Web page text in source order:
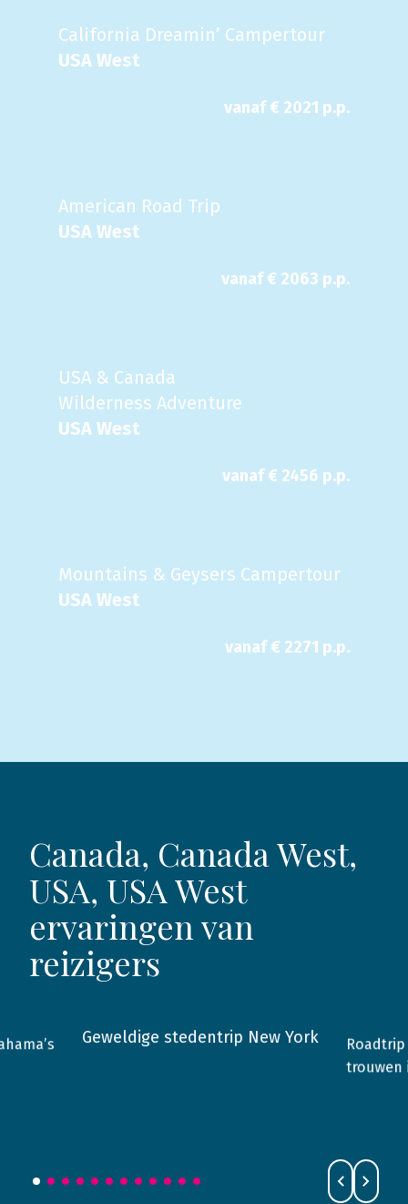
California Dreamin’ Campertour
USA West
vanaf € 2021 p.p.
American Road Trip
USA West
vanaf € 2063 p.p.
USA & Canada
Wilderness Adventure
USA West
vanaf € 2456 p.p.
Mountains & Geysers Campertour
USA West
vanaf € 2271 p.p.
Canada, Canada West,
USA, USA West
ervaringen van
reizigers
2015 USA
Geweldige stedentrip New York
2021
trouwen